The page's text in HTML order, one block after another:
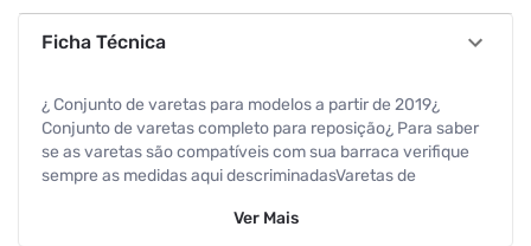
Ficha Técnica
¿ Conjunto de varetas para modelos a partir de 2019¿
Conjunto de varetas completo para reposição¿ Para saber
se as varetas são compatíveis com sua barraca verifique
sempre as medidas aqui descriminadasVaretas de
elástico de fácil montagem.Ideal para repor as varetas da
Ver Mais